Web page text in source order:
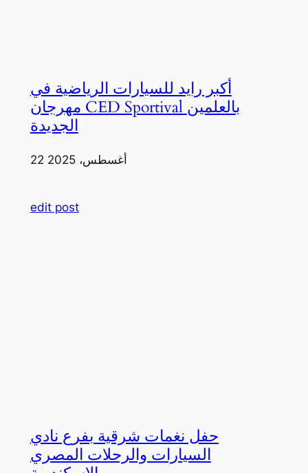
أكبر رايد للسيارات الرياضية في
مهرجان CED Sportival بالعلمين
الجديدة
22 أغسطس، 2025
edit post
حفل نغمات شرقية بفرع نادي
السيارات والرحلات المصري